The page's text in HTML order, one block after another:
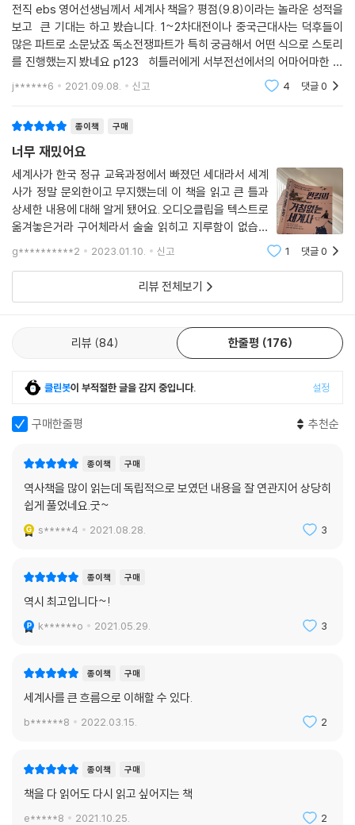
전직 ebs 영어선생님께서 세계사 책을? 평점(9.8)이라는 놀라운 성적을
보고 큰 기대는 하고 봤습니다. 1~2차대전이나 중국근대사는 덕후들이
많은 파트로 소문났죠 독소전쟁파트가 특히 궁금해서 어떤 식으로 스토리
를 진행했는지 봤네요 p123 히틀러에게 서부전선에서의 어마어마한 승
리는~~ 참모들은 '바다건너 영국이 다시 정신 차리고 덤벼들면 감당 못한
j******6 2021.09.08. 신고 4 댓글0
종이책 구매
너무 재밌어요
세계사가 한국 정규 교육과정에서 빠졌던 세대라서 세계
사가 정말 문외한이고 무지했는데 이 책을 읽고 큰 틀과
상세한 내용에 대해 알게 됐어요. 오디오클립을 텍스트로
옮겨놓은거라 구어체라서 술술 읽히고 지루함이 없습니
다. 지금 1차대전 부분만 다 읽은 상태인데 정말 흥미롭게
잘 읽었습니다. 앞으로 2차대전, 태평양전쟁, 중국 근대사
만 남았는데 다른 역사도 알고싶어서 아쉬울
g**********2 2023.01.10. 신고 1 댓글0
리뷰 전체보기
리뷰 84 한줄평 176
클린봇이 부적절한 글을 감지 중입니다. 설정
구매한줄평 추천순
종이책 구매
역사책을 많이 읽는데 독립적으로 보였던 내용을 잘 연관지어 상당히
쉽게 풀었네요.굿~
s*****4 2021.08.28. 3
종이책 구매
역시 최고입니다~!
k******o 2021.05.29. 3
종이책 구매
세계사를 큰 흐름으로 이해할 수 있다.
b******8 2022.03.15. 2
종이책 구매
책을 다 읽어도 다시 읽고 싶어지는 책
e*****8 2021.10.25. 2